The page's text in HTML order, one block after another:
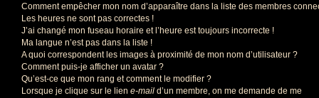
Comment empêcher mon nom d’apparaître dans la liste des membres
Les heures ne sont pas correctes !
J’ai changé mon fuseau horaire et l’heure est toujours incorrecte !
Ma langue n’est pas dans la liste !
A quoi correspondent les images à proximité de mon nom d’utilisateur ?
Comment puis-je afficher un avatar ?
Qu’est-ce que mon rang et comment le modifier ?
Lorsque je clique sur le lien e-mail d’un membre, on me demande de me